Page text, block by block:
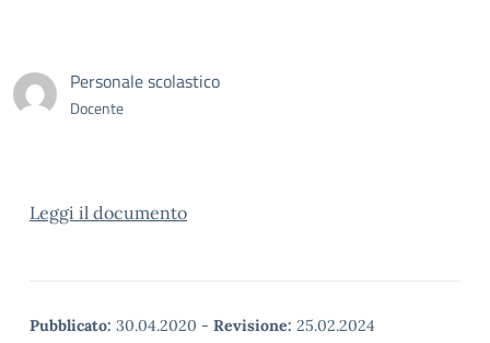
Personale scolastico
Docente
Leggi il documento
Pubblicato: 30.04.2020 - Revisione: 25.02.2024